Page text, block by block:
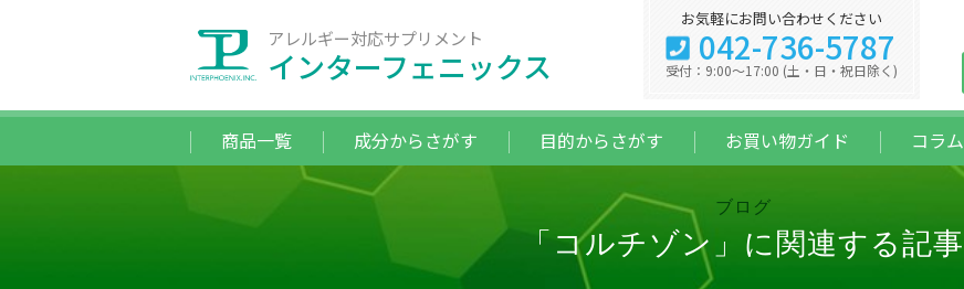
アレルギー対応サプリメント
インターフェニックス
商品一覧 成分からさがす 目的からさがす お買い物ガイド コラム
お気軽にお問い合わせください
042-736-5787
受付：9:00～17:00 (土・日・祝日除く)
ブログ
「コルチゾン」に関連する記事